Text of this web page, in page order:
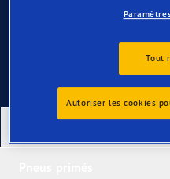
Tout
Autoriser les cookies